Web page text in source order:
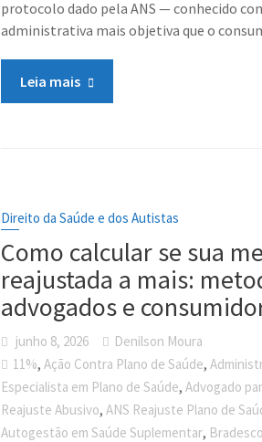
protocolo dado pela ANS — conhecido
administrativa mais objetiva que o
Leia mais
Direito da Saúde e dos Autistas
Como calcular se sua
reajustada a mais:
advogados e
junho 8, 2026
Denilson Moura
11%, Ação Contra Plano de Saúde,
Especialista em Plano de Saúde, Advogado
Reajuste Abusivo, ANS Reajuste Plano de
Autogestão em Saúde Suplementar,